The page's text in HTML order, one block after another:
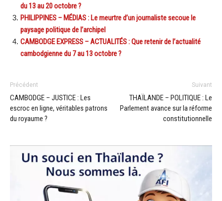
du 13 au 20 octobre ?
PHILIPPINES – MÉDIAS : Le meurtre d’un journaliste secoue le
paysage politique de l’archipel
CAMBODGE EXPRESS – ACTUALITÉS : Que retenir de l’actualité
cambodgienne du 7 au 13 octobre ?
Précédent
CAMBODGE – JUSTICE : Les
escroc en ligne, véritables patrons
du royaume ?
Suivant
THAÏLANDE – POLITIQUE : Le
Parlement avance sur la réforme
constitutionnelle